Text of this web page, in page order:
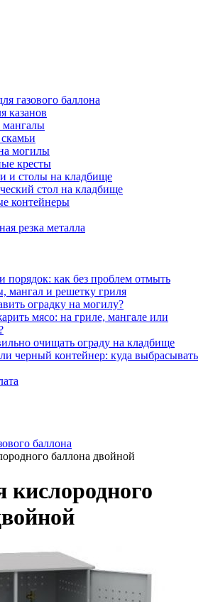
газового баллона
казанов
могилы
кресты
и столы на кладбище
стол на кладбище
контейнеры
резка металла
порядок: как без проблем отмыть
мангал и решетку гриля
оградку на могилу?
мясо: на гриле, мангале или
очищать ограду на кладбище
черный контейнер: куда выбрасывать
баллона
баллона двойной